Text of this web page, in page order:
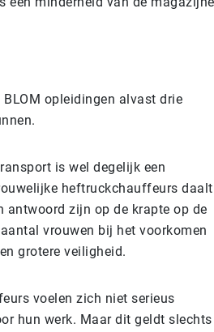
opleidingen alvast drie
is wel degelijk een
heftruckchauffeurs
antwoord zijn op de krapte op de
vrouwen bij het voorkomen
grotere veiligheid.
voelen zich niet serieus
hun werk. Maar dit geldt slechts